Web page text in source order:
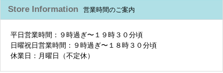
Store Information 営業時間のご案内
平日営業時間：９時過ぎ〜１９時３０分頃
日曜祝日営業時間：９時過ぎ〜１８時３０分頃
休業日：月曜日（不定休）